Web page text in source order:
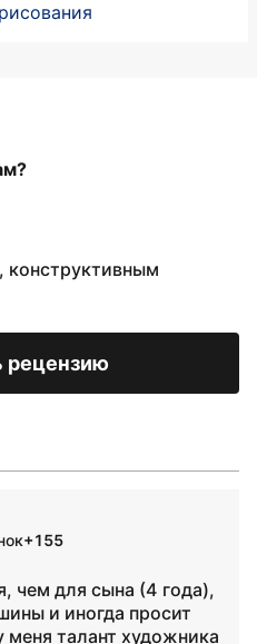
конструктивным
рецензию
+155
чем для сына (4 года),
и иногда просит
меня талант художника